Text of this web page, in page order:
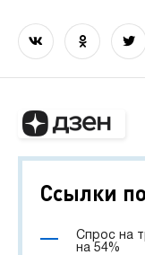
Ссылки
Спрос на
на 54%